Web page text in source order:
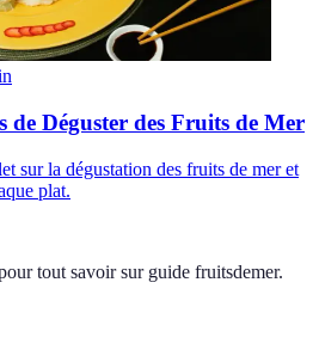
de Déguster des Fruits de Mer
sur la dégustation des fruits de mer et
plat.
tout savoir sur guide fruitsdemer.